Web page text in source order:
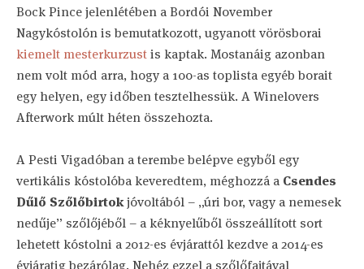
Bock Pince jelenlétében a Bordói November
Nagykóstolón is bemutatkozott, ugyanott vörösborai
kiemelt mesterkurzustis kaptak. Mostanáig azonban
nem volt mód arra, hogy a 100-as toplista egyéb borait
egy helyen, egy időben tesztelhessük. A Winelovers
Afterwork múlt héten összehozta.
A Pesti Vigadóban a terembe belépve egyből egy
vertikális kóstolóba keveredtem, méghozzá a Csendes
Dűlő Szőlőbirtokjóvoltából – „úri bor, vagy a nemesek
nedűje” szőlőjéből – a kéknyelűből összeállított sort
lehetett kóstolni a 2012-es évjárattól kezdve a 2014-es
évjáratig bezárólag. Nehéz ezzel a szőlőfajtával